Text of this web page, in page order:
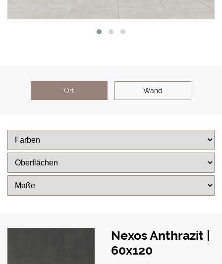
Ort Wand
Nexos Anthrazit |
60x120